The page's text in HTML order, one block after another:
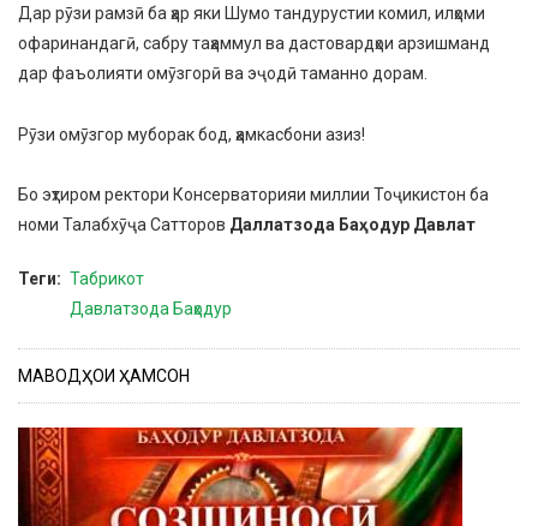
Дар рӯзи рамзӣ ба ҳар яки Шумо тандурустии комил, илҳоми
офаринандагӣ, сабру таҳаммул ва дастовардҳои арзишманд
дар фаъолияти омӯзгорӣ ва эҷодӣ таманно дорам.
Рӯзи омӯзгор муборак бод, ҳамкасбони азиз!
Бо эҳтиром ректори Консерваторияи миллии Тоҷикистон ба
номи Талабхӯҷа Сатторов Даллатзода Баҳодур Давлат
Теги
Табрикот
Давлатзода Баҳодур
МАВОДҲОИ ҲАМСОН